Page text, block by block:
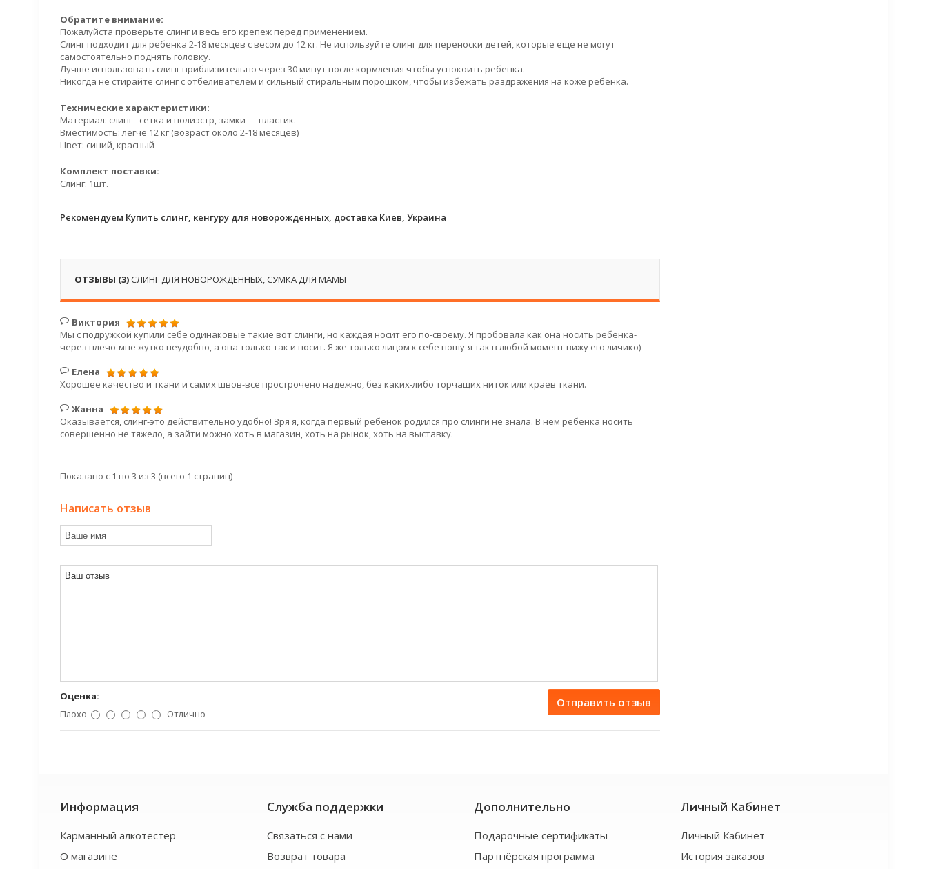
Обратите внимание:
Пожалуйста проверьте слинг и весь его крепеж перед применением.
Слинг подходит для ребенка 2-18 месяцев с весом до 12 кг. Не используйте слинг для переноски детей, которые еще не могут
самостоятельно поднять головку.
Лучше использовать слинг приблизительно через 30 минут после кормления чтобы успокоить ребенка.
Никогда не стирайте слинг с отбеливателем и сильный стиральным порошком, чтобы избежать раздражения на коже ребенка.
Технические характеристики:
Материал: слинг - сетка и полиэстр, замки — пластик.
Вместимость: легче 12 кг (возраст около 2-18 месяцев)
Цвет: синий, красный
Комплект поставки:
Слинг: 1шт.
Рекомендуем Купить слинг, кенгуру для новорожденных, доставка Киев, Украина
ОТЗЫВЫ (3)СЛИНГ ДЛЯ НОВОРОЖДЕННЫХ, СУМКА ДЛЯ МАМЫ
Виктория
Мы с подружкой купили себе одинаковые такие вот слинги, но каждая носит его по-своему. Я пробовала как она носить ребенка-
через плечо-мне жутко неудобно, а она только так и носит. Я же только лицом к себе ношу-я так в любой момент вижу его личико)
Елена
Хорошее качество и ткани и самих швов-все прострочено надежно, без каких-либо торчащих ниток или краев ткани.
Жанна
Оказывается, слинг-это действительно удобно! Зря я, когда первый ребенок родился про слинги не знала. В нем ребенка носить
совершенно не тяжело, а зайти можно хоть в магазин, хоть на рынок, хоть на выставку.
Показано с 1 по 3 из 3 (всего 1 страниц)
Написать отзыв
Отправить отзыв
Оценка:
Плохо
Отлично
Информация
Карманный алкотестер
О магазине
Служба поддержки
Связаться с нами
Возврат товара
Дополнительно
Подарочные сертификаты
Партнёрская программа
Личный Кабинет
Личный Кабинет
История заказов